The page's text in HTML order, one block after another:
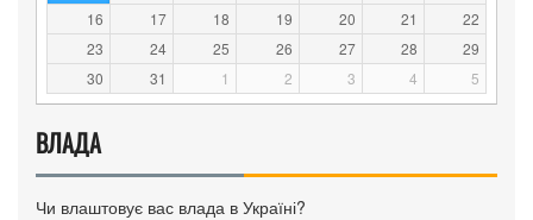
16
17 18 19 20 21
22
23
24 25 26 27 28
29
30
31 1 2 3 4 5
ВЛАДА
Чи влаштовує вас влада в Україні?